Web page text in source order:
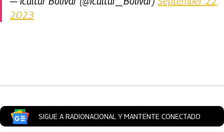
2023
SIGUE A RADIONACIONAL Y MANTENTE CONECTADO